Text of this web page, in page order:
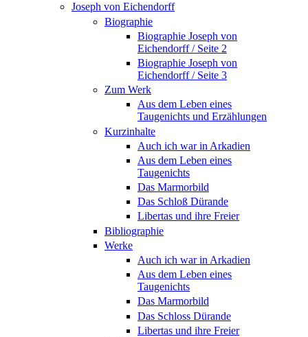
Joseph von Eichendorff
Biographie
Biographie Joseph von
Eichendorff / Seite 2
Biographie Joseph von
Eichendorff / Seite 3
Zum Werk
Aus dem Leben eines
Taugenichts und Erzählungen
Kurzinhalte
Auch ich war in Arkadien
Aus dem Leben eines
Taugenichts
Das Marmorbild
Das Schloß Dürande
Libertas und ihre Freier
Bibliographie
Werke
Auch ich war in Arkadien
Aus dem Leben eines
Taugenichts
Das Marmorbild
Das Schloss Dürande
Libertas und ihre Freier